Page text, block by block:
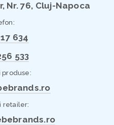
Nr. 76, Cluj-Napoca
634
533
produse:
retailer: